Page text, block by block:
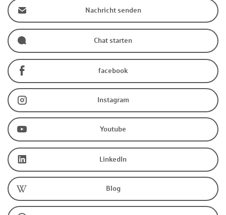
Nachricht senden
Chat starten
facebook
Instagram
Youtube
LinkedIn
Blog